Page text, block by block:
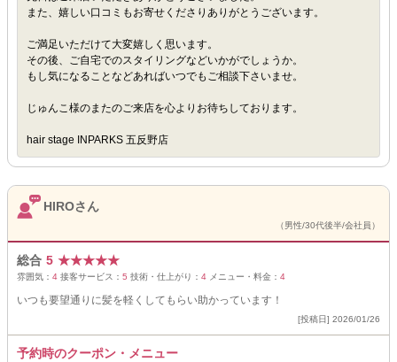
また、嬉しい口コミもお寄せくださりありがとうございます。
ご満足いただけて大変嬉しく思います。
その後、ご自宅でのスタイリングなどいかがでしょうか。
もし気になることなどあればいつでもご相談下さいませ。
じゅんこ様のまたのご来店を心よりお待ちしております。
hair stage INPARKS 五反野店
HIROさん
（男性/30代後半/会社員）
総合 5 ★★★★★
雰囲気： 4 接客サービス： 5 技術・仕上がり： 4 メニュー・料金： 4
いつも要望通りに髪を軽くしてもらい助かっています！
[投稿日] 2026/01/26
予約時のクーポン・メニュー